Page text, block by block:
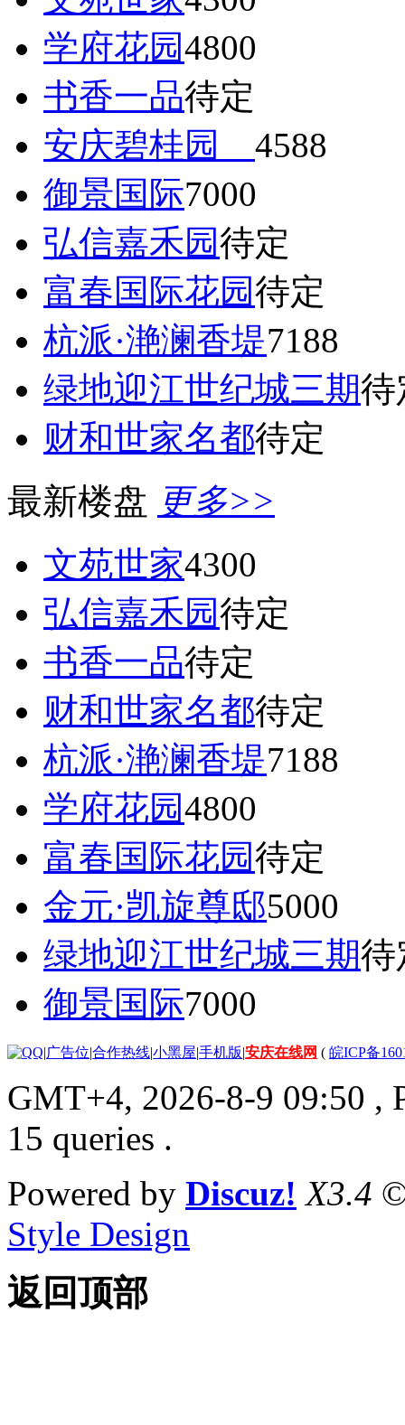
学府花园4800
书香一品待定
安庆碧桂园 4588
御景国际7000
弘信嘉禾园待定
富春国际花园待定
杭派·滟澜香堤7188
绿地迎江世纪城三期待
财和世家名都待定
最新楼盘 更多>>
文苑世家4300
弘信嘉禾园待定
书香一品待定
财和世家名都待定
杭派·滟澜香堤7188
学府花园4800
富春国际花园待定
金元·凯旋尊邸5000
绿地迎江世纪城三期待
御景国际7000
|广告位|合作热线|小黑屋|手机版|安庆在线网 ( 皖ICP备
GMT+4, 2026-8-9 09:50 ,
15 queries .
Powered by Discuz! X3.4
Style Design
返回顶部